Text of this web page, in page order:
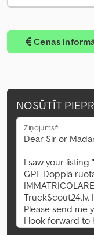
Cenas
NOSŪTĪT
Ziņojums*